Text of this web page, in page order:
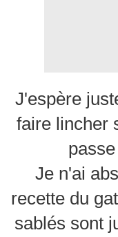
J'espère
faire lincher
Je n'ai
recette du
sablés sont